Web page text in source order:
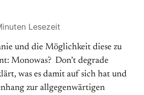
Lesezeit
und die Möglichkeit diese zu
Monowas? Don’t degrade
was es damit auf sich hat und
zur allgegenwärtigen